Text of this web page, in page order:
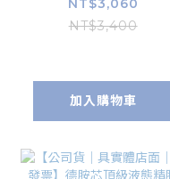
褐抑定 小分子褐藻
NT$3,060
NT$3,400
加入購物車